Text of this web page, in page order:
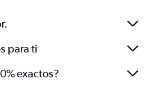
para ti
exactos?